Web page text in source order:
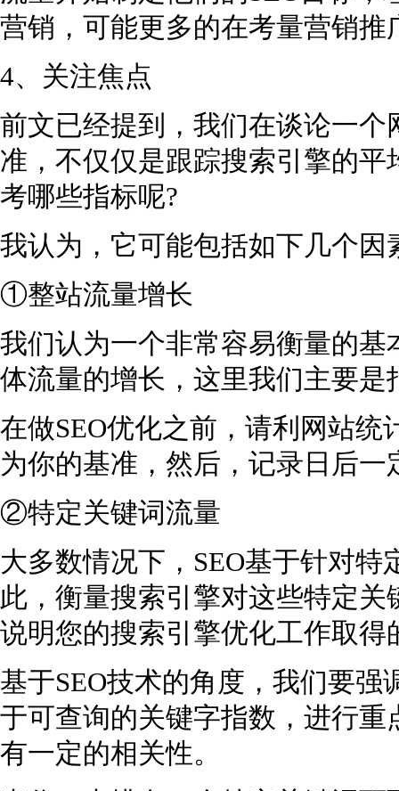
营销，可能更多的在考量营销推
4、关注焦点
前文已经提到，我们在谈论一
准，不仅仅是跟踪搜索引擎的
考哪些指标呢?
我认为，它可能包括如下几个因
①整站流量增长
我们认为一个非常容易衡量的
体流量的增长，这里我们主要
在做SEO优化之前，请利网站
为你的基准，然后，记录日后
②特定关键词流量
大多数情况下，SEO基于针对
此，衡量搜索引擎对这些特定
说明您的搜索引擎优化工作取得
基于SEO技术的角度，我们要
于可查询的关键字指数，进行
有一定的相关性。